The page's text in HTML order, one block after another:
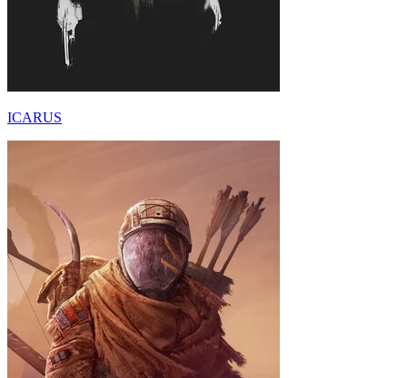
ICARUS